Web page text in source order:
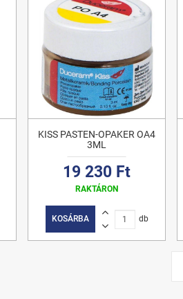
KISS PASTEN-OPAKER OA4
3ML
19 230 Ft
RAKTÁRON
KOSÁRBA db